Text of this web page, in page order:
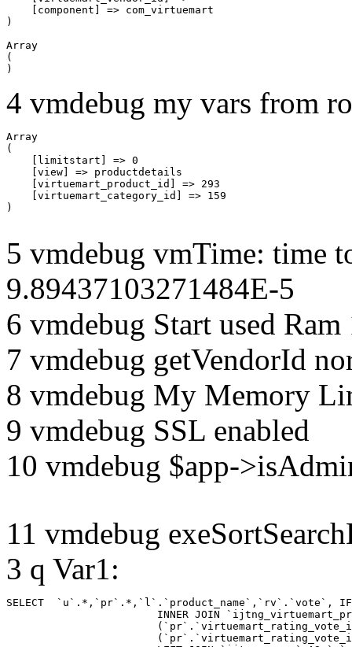
    [component] => com_virtuemart
Array
(
4 vmdebug my vars from
Array
(
    [limitstart] => 0
    [view] => productdetails
    [virtuemart_product_id] => 293
    [virtuemart_category_id] => 159
5 vmdebug vmTime: time
9.89437103271484E-5
6 vmdebug Start used
7 vmdebug getVendorId
8 vmdebug My Memory
9 vmdebug SSL enabled
10 vmdebug $app-
11 vmdebug
3 q Var1:
SELECT  `u`.*,`pr`.*,`l`.`product_name`,`rv`.`vote`,